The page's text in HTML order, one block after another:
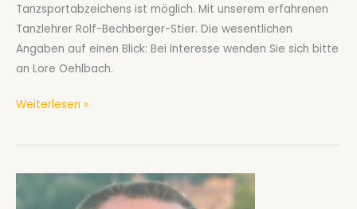
Tanzsportabzeichens ist möglich. Mit unserem erfahrenen
Tanzlehrer Rolf-Bechberger-Stier. Die wesentlichen
Angaben auf einen Blick: Bei Interesse wenden Sie sich bitte
an Lore Oehlbach.
Gesellschaftstanzkurs
2
Weiterlesen »